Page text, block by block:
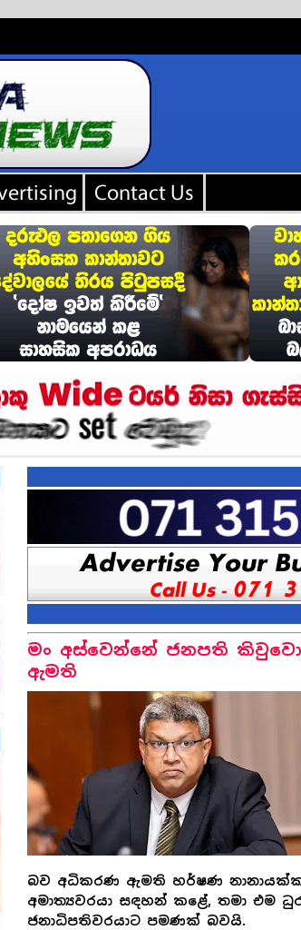
මං අස්වෙන්නේ ජනපති
ඇමති
බව අධිකරණ ඇමති හර්ෂණ
අමාත්‍යවරයා සඳහන් කළේ, තමා එම
ජනාධිපතිවරයාට පමණක් බවයි.